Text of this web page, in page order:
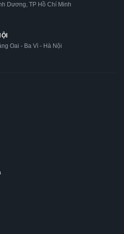
Dương, TP Hồ Chí Minh
Oai - Ba Vì - Hà Nội